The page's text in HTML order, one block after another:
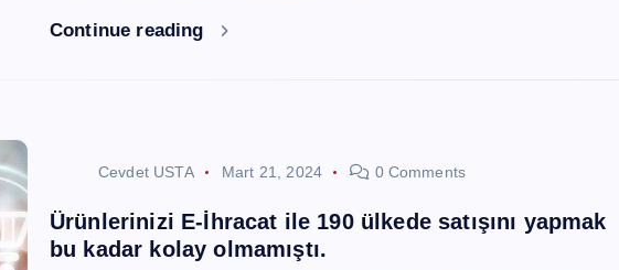
Continue reading
Cevdet USTA Mart 21, 2024 0 Comments
Ürünlerinizi E-İhracat ile 190 ülkede satışını yapmak
bu kadar kolay olmamıştı.